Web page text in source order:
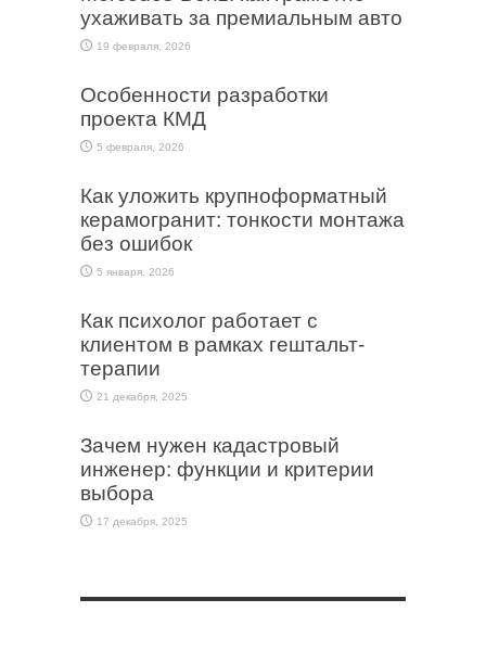
ухаживать за премиальным авто
19 февраля, 2026
Особенности разработки
проекта КМД
5 февраля, 2026
Как уложить крупноформатный
керамогранит: тонкости монтажа
без ошибок
5 января, 2026
Как психолог работает с
клиентом в рамках гештальт-
терапии
21 декабря, 2025
Зачем нужен кадастровый
инженер: функции и критерии
выбора
17 декабря, 2025